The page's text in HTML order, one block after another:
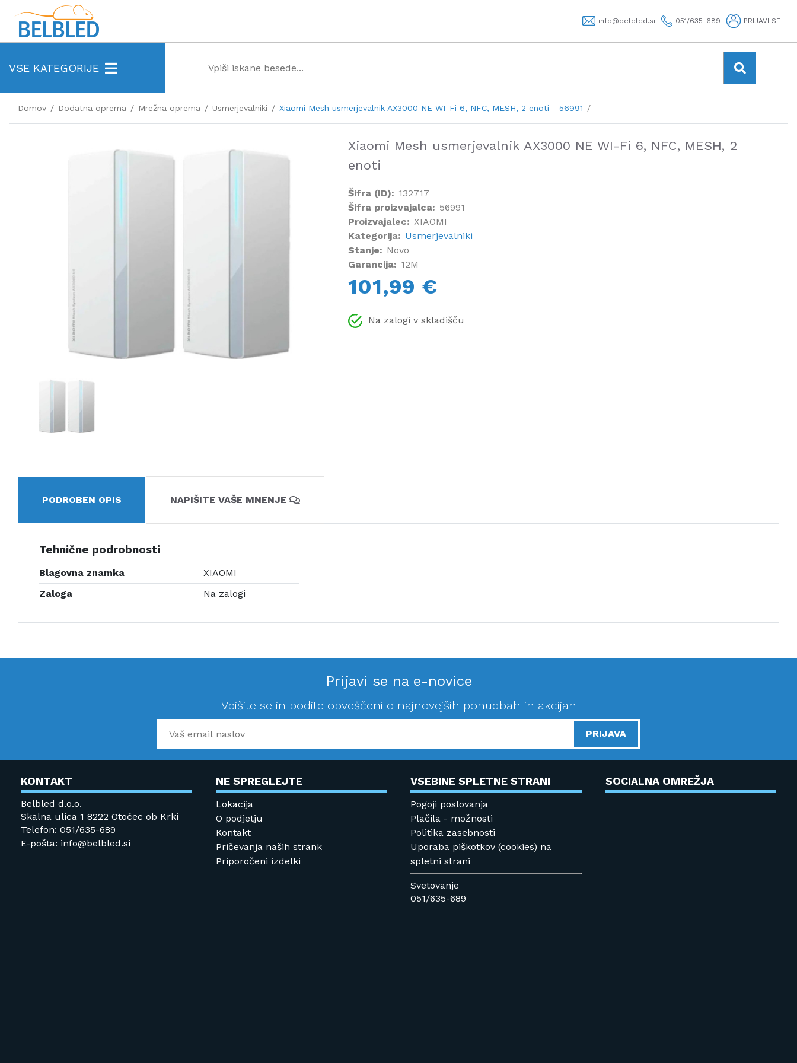
info@belbled.si 051/635-689 PRIJAVI SE
VSE KATEGORIJE
Domov Dodatna oprema Mrežna oprema Usmerjevalniki Xiaomi Mesh usmerjevalnik AX3000 NE WI-Fi 6, NFC, MESH, 2 enoti - 56991
Xiaomi Mesh usmerjevalnik AX3000 NE WI-Fi 6, NFC, MESH, 2
enoti
Šifra (ID): 132717
Šifra proizvajalca: 56991
Proizvajalec: XIAOMI
Kategorija: Usmerjevalniki
Stanje: Novo
Garancija: 12M
101,99 €
Na zalogi v skladišču
PODROBEN OPIS NAPIŠITE VAŠE MNENJE
Tehnične podrobnosti
Blagovna znamka
XIAOMI
Zaloga
Na zalogi
Prijavi se na e-novice
Vpišite se in bodite obveščeni o najnovejših ponudbah in akcijah
PRIJAVA
KONTAKT
Belbled d.o.o.
Skalna ulica 1 8222 Otočec ob Krki
Telefon: 051/635-689
E-pošta: info@belbled.si
NE SPREGLEJTE
Lokacija
O podjetju
Kontakt
Pričevanja naših strank
Priporočeni izdelki
VSEBINE SPLETNE STRANI
Pogoji poslovanja
Plačila - možnosti
Politika zasebnosti
Uporaba piškotkov (cookies) na
spletni strani
Svetovanje
051/635-689
SOCIALNA OMREŽJA